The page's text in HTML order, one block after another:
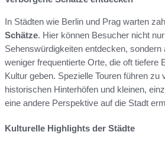
In Städten wie Berlin und Prag warten
Schätze. Hier können Besucher nicht
Sehenswürdigkeiten entdecken, sondern
weniger frequentierte Orte, die oft tiefere
Kultur geben. Spezielle Touren führen
historischen Hinterhöfen und kleinen,
eine andere Perspektive auf die Stadt
Kulturelle Highlights der Städte